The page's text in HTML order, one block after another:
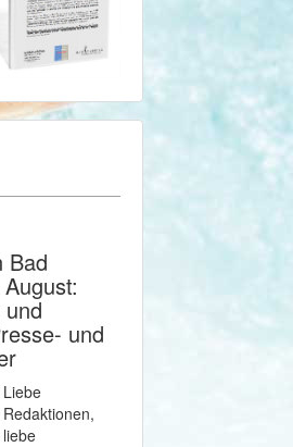
Bad
und
Liebe
Redaktionen,
liebe